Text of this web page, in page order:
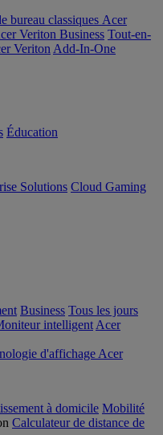
bureau classiques Acer
Veriton Business Tout-en-
Veriton Add-In-One
Éducation
Solutions Cloud Gaming
Business Tous les jours
intelligent Acer
d'affichage Acer
à domicile Mobilité
Calculateur de distance de